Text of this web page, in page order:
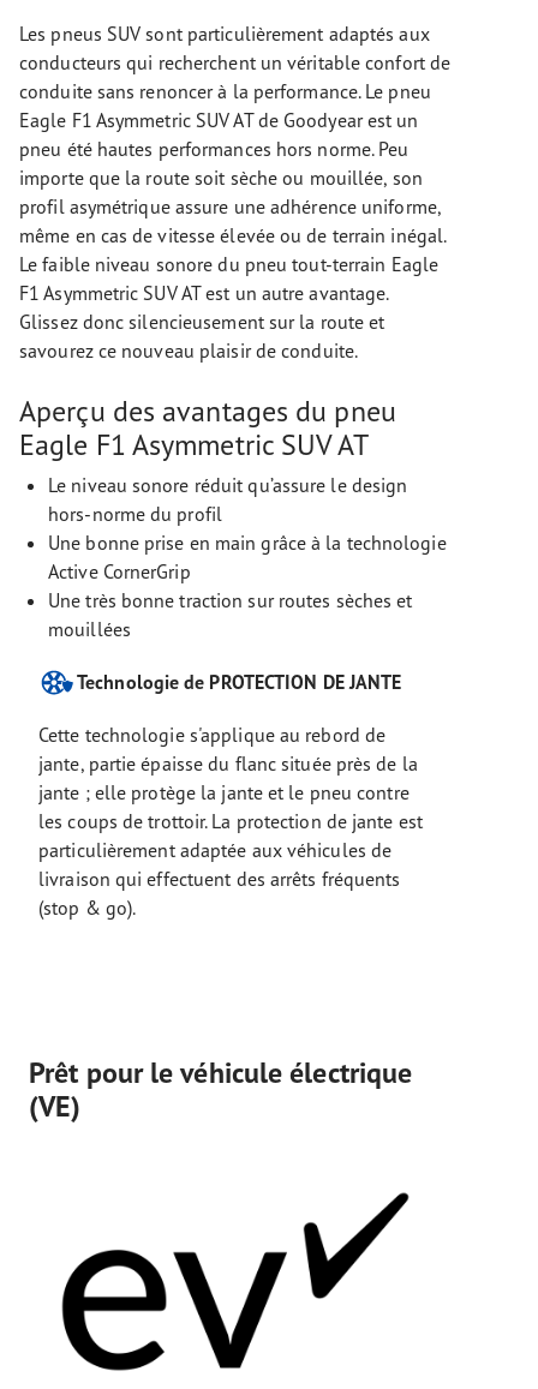
Les pneus SUV sont particulièrement adaptés aux
conducteurs qui recherchent un véritable confort de
conduite sans renoncer à la performance. Le pneu
Eagle F1 Asymmetric SUV AT de Goodyear est un
pneu été hautes performances hors norme. Peu
importe que la route soit sèche ou mouillée, son
profil asymétrique assure une adhérence uniforme,
même en cas de vitesse élevée ou de terrain inégal.
Le faible niveau sonore du pneu tout-terrain Eagle
F1 Asymmetric SUV AT est un autre avantage.
Glissez donc silencieusement sur la route et
savourez ce nouveau plaisir de conduite.
Aperçu des avantages du pneu
Eagle F1 Asymmetric SUV AT
Le niveau sonore réduit qu’assure le design
hors-norme du profil
Une bonne prise en main grâce à la technologie
Active CornerGrip
Une très bonne traction sur routes sèches et
mouillées
Technologie de PROTECTION DE JANTE
Cette technologie s'applique au rebord de
jante, partie épaisse du flanc située près de la
jante ; elle protège la jante et le pneu contre
les coups de trottoir. La protection de jante est
particulièrement adaptée aux véhicules de
livraison qui effectuent des arrêts fréquents
(stop & go).
Prêt pour le véhicule électrique
(VE)